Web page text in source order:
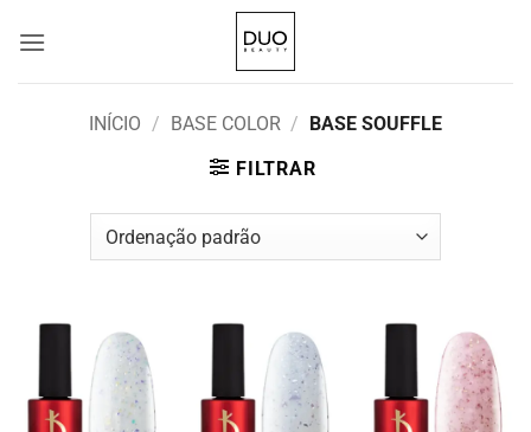
INÍCIO / BASE COLOR / BASE SOUFFLE
FILTRAR